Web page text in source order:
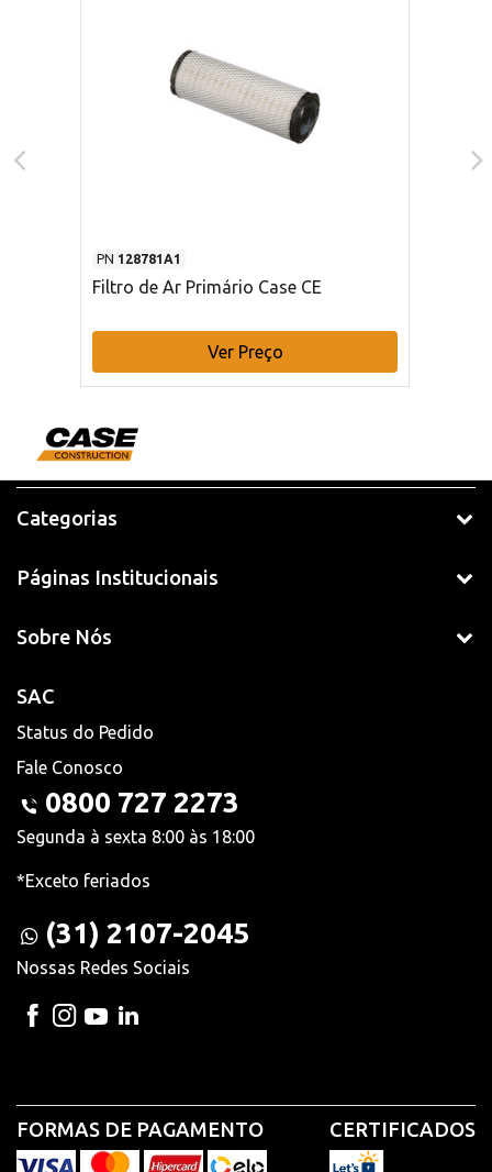
PN 128781A1
Filtro de Ar Primário Case CE
Ver Preço
Categorias
Páginas Institucionais
Sobre Nós
SAC
Status do Pedido
Fale Conosco
0800 727 2273
Segunda à sexta 8:00 às 18:00
*Exceto feriados
(31) 2107-2045
Nossas Redes Sociais
FORMAS DE PAGAMENTO CERTIFICADOS